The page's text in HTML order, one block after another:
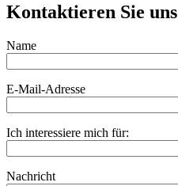
Kontaktieren Sie uns
Name
E-Mail-Adresse
Ich interessiere mich für:
Nachricht